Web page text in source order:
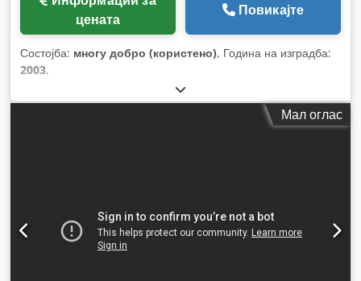
цената
Повикајте
Состојба: многу добро (користено), Година на изградба:
2003,
Мал оглас